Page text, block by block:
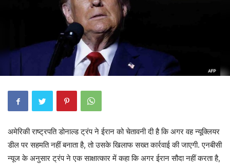
अमेरिकी राष्ट्रपति डोनाल्ड ट्रंप ने ईरान को चेतावनी दी है कि अगर वह न्यूक्लियर
डील पर सहमति नहीं बनाता है, तो उसके खिलाफ सख्त कार्रवाई की जाएगी. एनबीसी
न्यूज के अनुसार ट्रंप ने एक साक्षात्कार में कहा कि अगर ईरान सौदा नहीं करता है,